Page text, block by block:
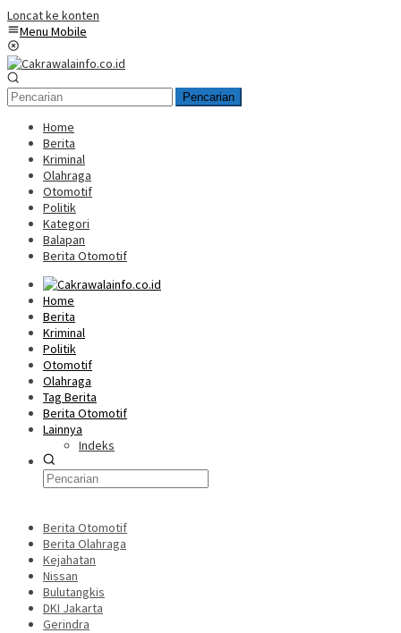
Loncat ke konten
Menu Mobile
Pencarian
Home
Berita
Kriminal
Olahraga
Otomotif
Politik
Kategori
Balapan
Berita Otomotif
Home
Berita
Kriminal
Politik
Otomotif
Olahraga
Tag Berita
Berita Otomotif
Lainnya
Indeks
Berita Otomotif
Berita Olahraga
Kejahatan
Nissan
Bulutangkis
DKI Jakarta
Gerindra